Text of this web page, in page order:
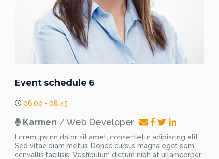
Event schedule 6
06:00 - 08:45
Karmen / Web Developer
Lorem ipsum dolor sit amet, consectetur adipiscing elit.
Sed vitae diam metus. Donec cursus magna eget sem
convallis facilisis. Vestibulum dictum nibh at ullamcorper